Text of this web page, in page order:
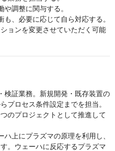
調整に関与する。
、必要に応じて自ら対応する。
ョンを変更させていただく可能
検証業務。新規開発・既存装置の
プロセス条件設定までを担当。
のプロジェクトとして推進して
上にプラズマの原理を利用し、
。ウェーハに反応するプラズマ